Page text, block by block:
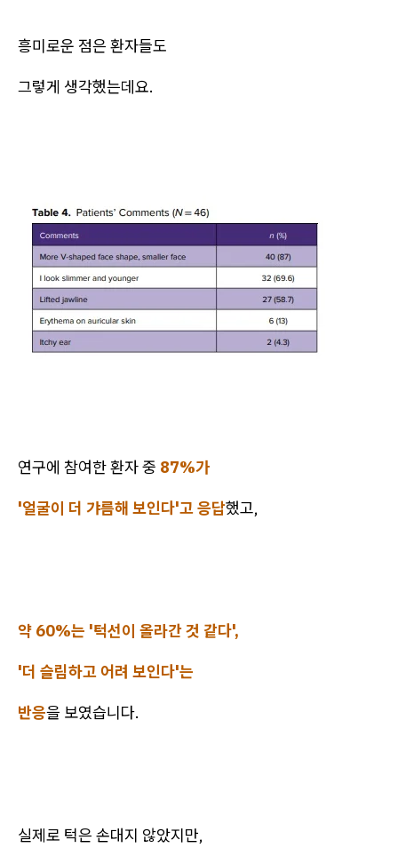
흥미로운 점은 환자들도
그렇게 생각했는데요.
연구에 참여한 환자 중 87%가
'얼굴이 더 갸름해 보인다'고 응답했고,
약 60%는 '턱선이 올라간 것 같다',
'더 슬림하고 어려 보인다'는
반응을 보였습니다.
실제로 턱은 손대지 않았지만,